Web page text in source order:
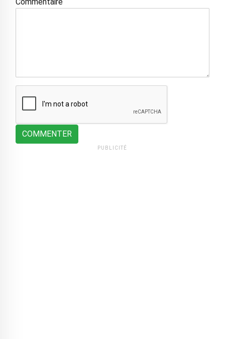
COMMENTER
PUBLICITÉ